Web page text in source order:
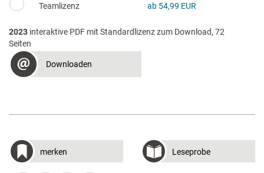
Teamlizenz ab 54,99 EUR
2023 interaktive PDF mit Standardlizenz zum Download, 72
Seiten
Downloaden
merken Leseprobe